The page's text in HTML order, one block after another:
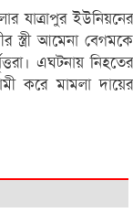
যাত্রাপুর ইউনিয়নের
স্ত্রী আমেনা বেগমকে
এঘটনায় নিহতের
করে মামলা দায়ের